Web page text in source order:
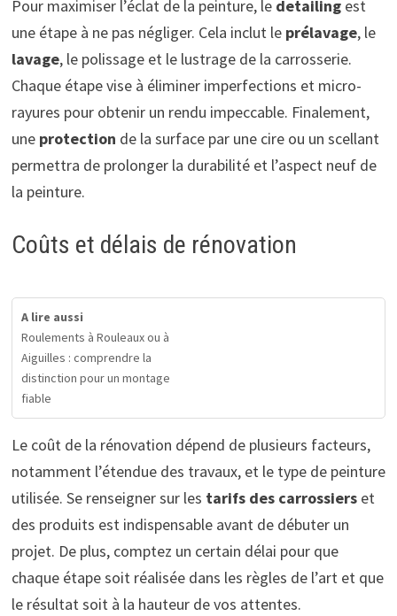
Pour maximiser l’éclat de la peinture, le detailingest
une étape à ne pas négliger. Cela inclut le prélavage, le
lavage, le polissage et le lustrage de la carrosserie.
Chaque étape vise à éliminer imperfections et micro-
rayures pour obtenir un rendu impeccable. Finalement,
une protection de la surface par une cire ou un scellant
permettra de prolonger la durabilité et l’aspect neuf de
la peinture.
Coûts et délais de rénovation
A lire aussi
Roulements à Rouleaux ou à
Aiguilles : comprendre la
distinction pour un montage
fiable
Le coût de la rénovation dépend de plusieurs facteurs,
notamment l’étendue des travaux, et le type de peinture
utilisée. Se renseigner sur les tarifs des carrossierset
des produits est indispensable avant de débuter un
projet. De plus, comptez un certain délai pour que
chaque étape soit réalisée dans les règles de l’art et que
le résultat soit à la hauteur de vos attentes.